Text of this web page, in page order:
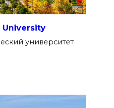
University
университет